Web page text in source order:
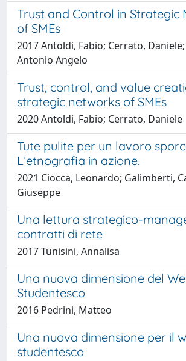
Trust and Control in Strategic
of SMEs
2017 Antoldi, Fabio; Cerrato,
Antonio Angelo
Trust, control, and value
strategic networks of SMEs
2020 Antoldi, Fabio; Cerrato, Daniele
Tute pulite per un lavoro
L’etnografia in azione.
2021 Ciocca, Leonardo; Galimberti,
Giuseppe
Una lettura strategico-
contratti di rete
2017 Tunisini, Annalisa
Una nuova dimensione del
Studentesco
2016 Pedrini, Matteo
Una nuova dimensione per il
studentesco